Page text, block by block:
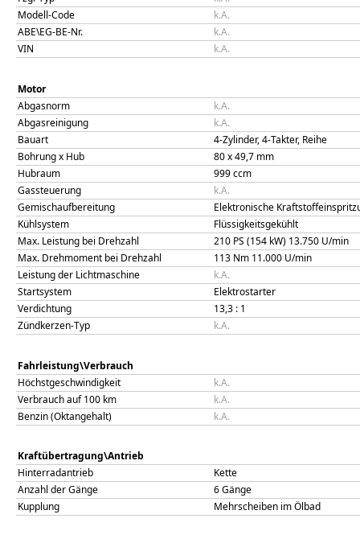
Modell-Code
k.A.
ABE\EG-BE-Nr.
k.A.
VIN
k.A.
Motor
Abgasnorm
k.A.
Abgasreinigung
k.A.
Bauart
4-Zylinder, 4-Takter, Reihe
Bohrung x Hub
80x49,7 mm
Hubraum
999ccm
Gassteuerung
k.A.
Gemischaufbereitung
Elektronische
Kühlsystem
Flüssigkeitsgekühlt
Max. Leistung bei Drehzahl
210 PS (154 kW) 13.750 U/min
Max. Drehmoment bei Drehzahl
113 Nm 11.000 U/min
Leistung der Lichtmaschine
k.A.
Startsystem
Elektrostarter
Verdichtung
13,3 : 1
Zündkerzen-Typ
k.A.
Fahrleistung\Verbrauch
Höchstgeschwindigkeit
k.A.
Verbrauch auf 100 km
k.A.
Benzin (Oktangehalt)
k.A.
Kraftübertragung\Antrieb
Hinterradantrieb
Kette
Anzahl der Gänge
6 Gänge
Kupplung
Mehrscheiben im Ölbad